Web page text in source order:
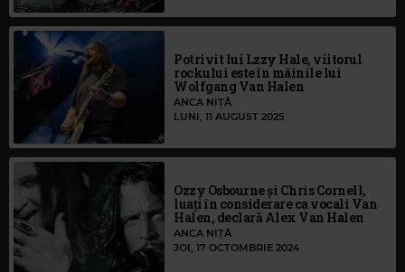
Potrivit lui Lzzy Hale, viitorul
rockului este în mâinile lui
Wolfgang Van Halen
ANCA NIȚĂ
LUNI, 11 AUGUST 2025
Ozzy Osbourne și Chris Cornell,
luați în considerare ca vocali Van
Halen, declară Alex Van Halen
ANCA NIȚĂ
JOI, 17 OCTOMBRIE 2024